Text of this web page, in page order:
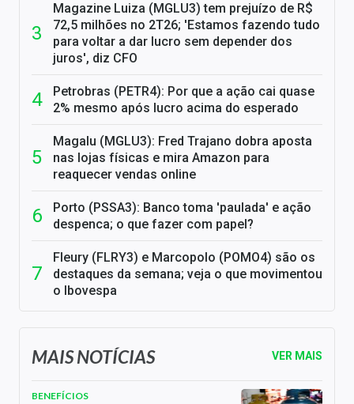
Magazine Luiza (MGLU3) tem prejuízo de R$
72,5 milhões no 2T26; 'Estamos fazendo tudo
para voltar a dar lucro sem depender dos
juros', diz CFO
Petrobras (PETR4): Por que a ação cai quase
2% mesmo após lucro acima do esperado
Magalu (MGLU3): Fred Trajano dobra aposta
nas lojas físicas e mira Amazon para
reaquecer vendas online
Porto (PSSA3): Banco toma 'paulada' e ação
despenca; o que fazer com papel?
Fleury (FLRY3) e Marcopolo (POMO4) são os
destaques da semana; veja o que movimentou
o Ibovespa
MAIS NOTÍCIAS VER MAIS
BENEFÍCIOS